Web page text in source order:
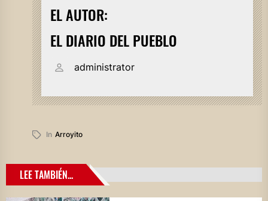
EL AUTOR:
EL DIARIO DEL PUEBLO
administrator
In Arroyito
LEE TAMBIÉN...